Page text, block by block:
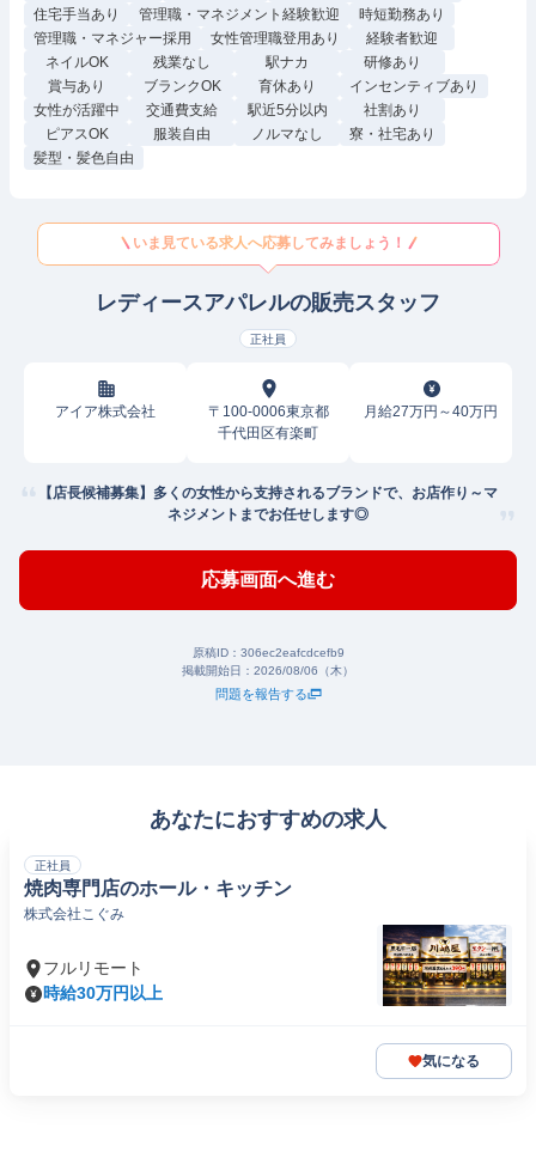
住宅手当あり
管理職・マネジメント経験歓迎
時短勤務あり
管理職・マネジャー採用
女性管理職登用あり
経験者歓迎
ネイルOK
残業なし 駅ナカ
研修あり
賞与あり
ブランクOK 育休あり
インセンティブあり
女性が活躍中
交通費支給 駅近5分以内
社割あり
ピアスOK
服装自由 ノルマなし
寮・社宅あり
髪型・髪色自由
いま見ている求人へ応募してみましょう！
レディースアパレルの販売スタッフ
正社員
アイア株式会社
〒100-0006東京都
千代田区有楽町
月給27万円～40万円
【店長候補募集】多くの女性から支持されるブランドで、お店作り～マ
ネジメントまでお任せします◎
応募画面へ進む
原稿ID： 306ec2eafcdcefb9
掲載開始日： 2026/08/06（木）
問題を報告する
あなたにおすすめの求人
正社員
焼肉専門店のホール・キッチン
株式会社こぐみ
フルリモート
時給30万円以上
気になる